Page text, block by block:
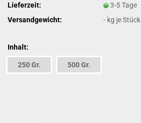
Lieferzeit:
3-5 Tage
Versandgewicht:
- kg je Stück
Inhalt:
250 Gr. 500 Gr.